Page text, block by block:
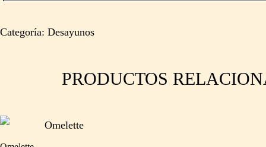
Categoría: Desayunos
PRODUCTOS